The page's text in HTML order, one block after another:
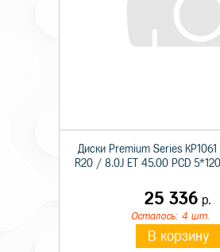
Диски Premium Series КР1061
R20 / 8.0J ET 45.00 PCD
25 336 р.
Осталось: 4 шт.
В корзину